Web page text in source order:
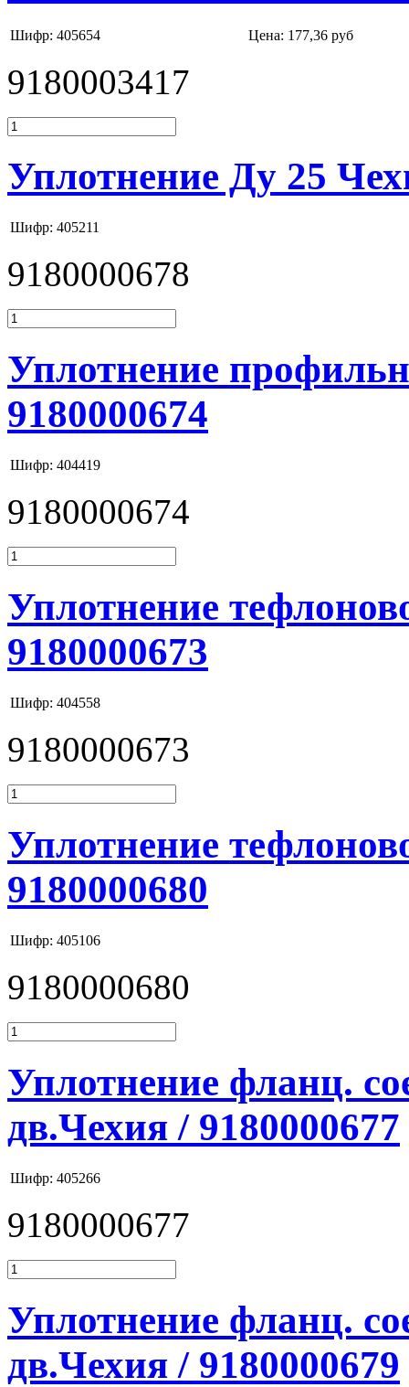
Шифр: 405654 Цена: 177,36 руб
9180003417
Уплотнение Ду 25
Шифр: 405211
9180000678
Уплотнение
9180000674
Шифр: 404419
9180000674
Уплотнение
9180000673
Шифр: 404558
9180000673
Уплотнение
9180000680
Шифр: 405106
9180000680
Уплотнение фланц.
дв.Чехия / 9180000677
Шифр: 405266
9180000677
Уплотнение фланц.
дв.Чехия / 9180000679